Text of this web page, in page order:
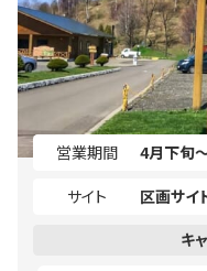
営業期間
4月下旬
サイト
区画サイ